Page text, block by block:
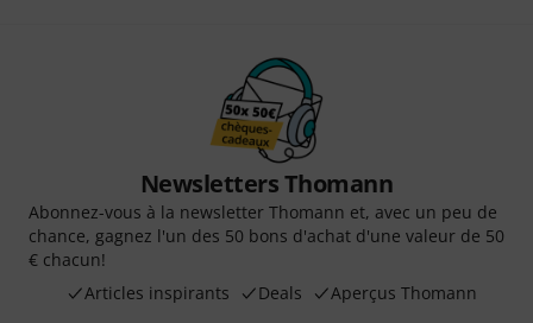
Newsletters Thomann
Abonnez-vous à la newsletter Thomann et, avec un peu de
chance, gagnez l'un des 50 bons d'achat d'une valeur de 50
€ chacun!
Articles inspirants
Deals Aperçus Thomann